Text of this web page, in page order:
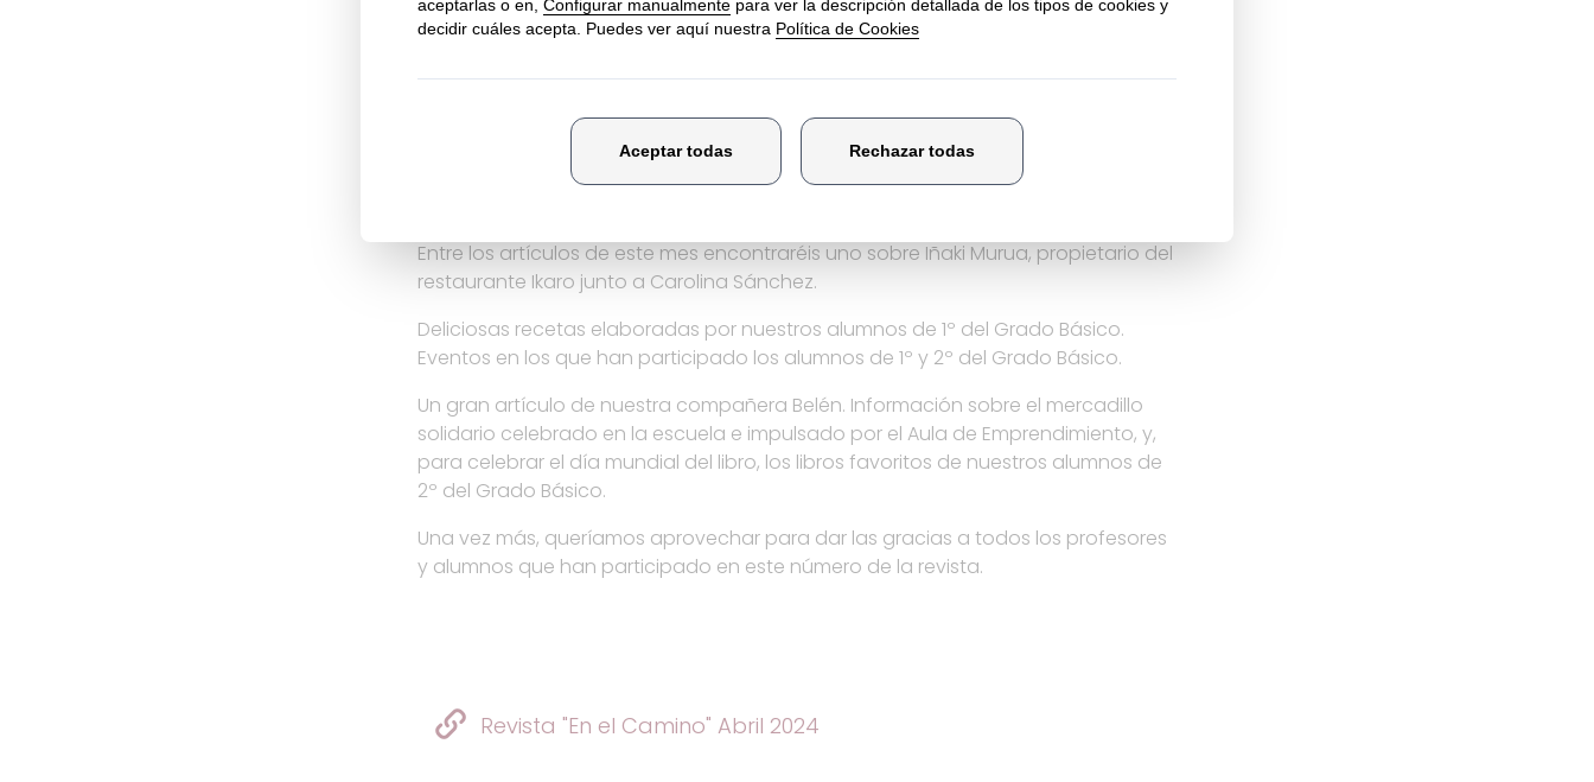
Ya está aquí un nuevo número de la revista correspondiente al mes de abril que,
como siempre, elaboramos con los alumnos del Grado Básico, aunque siempre
Entre los artículos de este mes encontraréis uno sobre Iñaki Murua, propietario del
restaurante Ikaro junto a Carolina Sánchez.
Deliciosas recetas elaboradas por nuestros alumnos de 1º del Grado Básico.
Eventos en los que han participado los alumnos de 1º y 2º del Grado Básico.
Un gran artículo de nuestra compañera Belén. Información sobre el mercadillo
solidario celebrado en la escuela e impulsado por el Aula de Emprendimiento, y,
para celebrar el día mundial del libro, los libros favoritos de nuestros alumnos de
2º del Grado Básico.
Una vez más, queríamos aprovechar para dar las gracias a todos los profesores
y alumnos que han participado en este número de la revista.
Revista "En el Camino" Abril 2024